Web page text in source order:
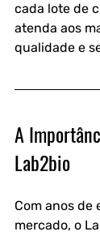
cada lote de
atenda aos
qualidade e
A
Lab2bio
Com anos de
mercado, o